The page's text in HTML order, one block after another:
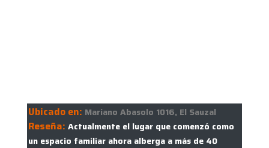
Ubicado en: Mariano Abasolo 1016, El Sauzal
Reseña: Actualmente el lugar que comenzó como
un espacio familiar ahora alberga a más de 40